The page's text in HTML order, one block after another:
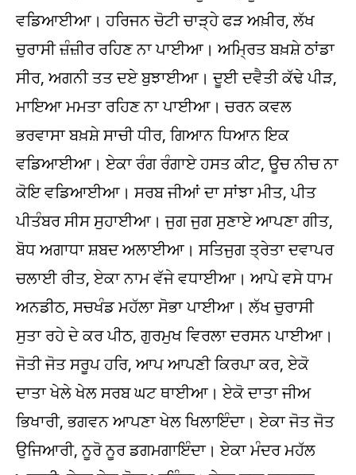
ਵਡਿਆਈਆ। ਹਰਿਜਨ ਚੋਟੀ ਚਾੜ੍ਹੇ ਫੜ ਅਖ਼ੀਰ, ਲੱਖ
ਚੁਰਾਸੀ ਜ਼ੰਜ਼ੀਰ ਰਹਿਣ ਨਾ ਪਾਈਆ। ਅਮ੍ਰਿਤ ਬਖ਼ਸ਼ੇ ਠਾਂਡਾ
ਸੀਰ, ਅਗਨੀ ਤਤ ਦਏ ਬੁਝਾਈਆ। ਦੂਈ ਦਵੈਤੀ ਕੱਢੇ ਪੀੜ,
ਮਾਇਆ ਮਮਤਾ ਰਹਿਣ ਨਾ ਪਾਈਆ। ਚਰਨ ਕਵਲ
ਭਰਵਾਸਾ ਬਖ਼ਸ਼ੇ ਸਾਚੀ ਧੀਰ, ਗਿਆਨ ਧਿਆਨ ਇਕ
ਵਡਿਆਈਆ। ਏਕਾ ਰੰਗ ਰੰਗਾਏ ਹਸਤ ਕੀਟ, ਊਚ ਨੀਚ ਨਾ
ਕੋਇ ਵਡਿਆਈਆ। ਸਰਬ ਜੀਆਂ ਦਾ ਸਾਂਝਾ ਮੀਤ, ਪੀਤ
ਪੀਤੰਬਰ ਸੀਸ ਸੁਹਾਈਆ। ਜੁਗ ਜੁਗ ਸੁਣਾਏ ਆਪਣਾ ਗੀਤ,
ਬੋਧ ਅਗਾਧਾ ਸ਼ਬਦ ਅਲਾਈਆ। ਸਤਿਜੁਗ ਤ੍ਰੇਤਾ ਦਵਾਪਰ
ਚਲਾਈ ਰੀਤ, ਏਕਾ ਨਾਮ ਵੱਜੇ ਵਧਾਈਆ। ਆਪੇ ਵਸੇ ਧਾਮ
ਅਨਡੀਠ, ਸਚਖੰਡ ਮਹੱਲਾ ਸੋਭਾ ਪਾਈਆ। ਲੱਖ ਚੁਰਾਸੀ
ਸੁਤਾ ਰਹੇ ਦੇ ਕਰ ਪੀਠ, ਗੁਰਮੁਖ ਵਿਰਲਾ ਦਰਸਨ ਪਾਈਆ।
ਜੋਤੀ ਜੋਤ ਸਰੂਪ ਹਰਿ, ਆਪ ਆਪਣੀ ਕਿਰਪਾ ਕਰ, ਏਕੋ
ਦਾਤਾ ਖੇਲੇ ਖੇਲ ਸਰਬ ਘਟ ਥਾਈਆ। ਏਕੋ ਦਾਤਾ ਜੀਅ
ਭਿਖਾਰੀ, ਭਗਵਨ ਆਪਣਾ ਖੇਲ ਖਿਲਾਇੰਦਾ। ਏਕਾ ਜੋਤ ਜੋਤ
ਉਜਿਆਰੀ, ਨੂਰੋ ਨੂਰ ਡਗਮਗਾਇੰਦਾ। ਏਕਾ ਮੰਦਰ ਮਹੱਲ